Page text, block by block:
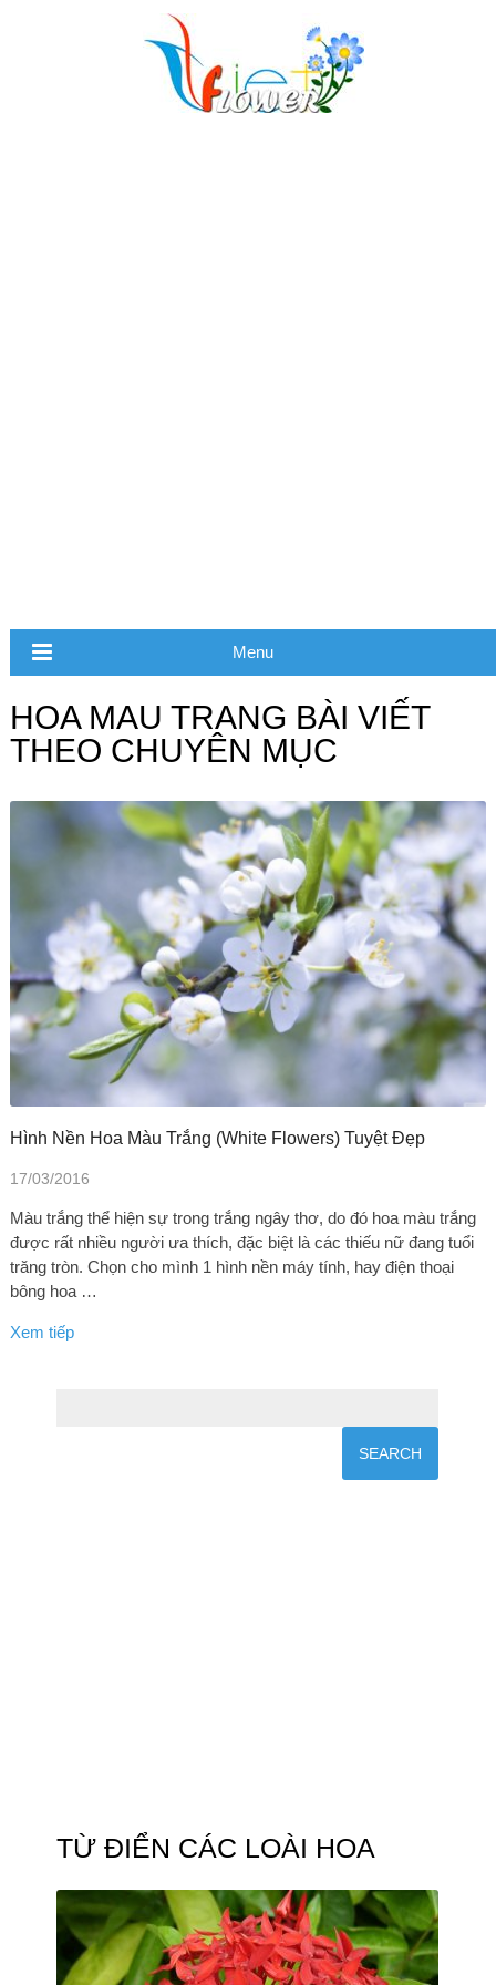
Menu
HOA MAU TRANG BÀI VIẾT
THEO CHUYÊN MỤC
Hình Nền Hoa Màu Trắng (white Flowers) Tuyệt Đẹp
17/03/2016
Màu trắng thể hiện sự trong trắng ngây thơ, do đó hoa màu trắng
được rất nhiều người ưa thích, đặc biệt là các thiếu nữ đang tuổi
trăng tròn. Chọn cho mình 1 hình nền máy tính, hay điện thoại
bông hoa …
Xem tiếp
TỪ ĐIỂN CÁC LOÀI HOA